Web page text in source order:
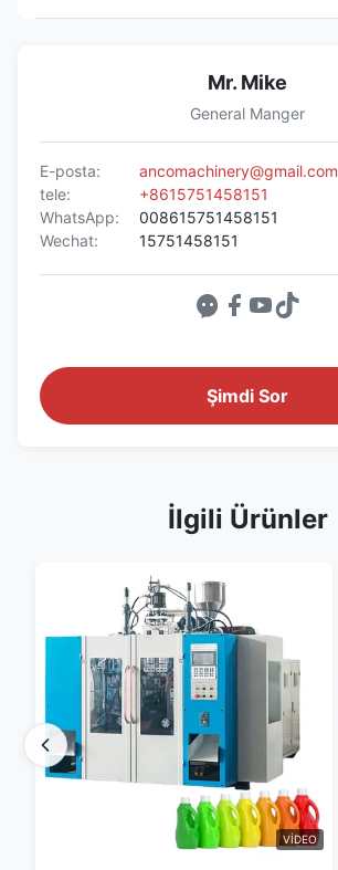
Mr. Mike
General Manger
E-posta:
ancomachinery@gmail.com
tele:
+8615751458151
WhatsApp:
008615751458151
Wechat:
15751458151
Şimdi Sor
İlgili Ürünler
VIDEO